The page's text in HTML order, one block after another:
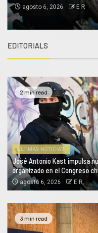
agosto 6, 2026 E R
EDITORIALS
2 min read
ÚLTIMAS NOTICIAS
José Antonio Kast impulsa
organizado en el Congreso
agosto 6, 2026 E R
3 min read